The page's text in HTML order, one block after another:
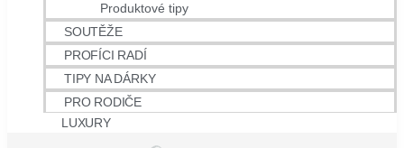
Produktové tipy
SOUTĚŽE
PROFÍCI RADÍ
TIPY NA DÁRKY
PRO RODIČE
LUXURY